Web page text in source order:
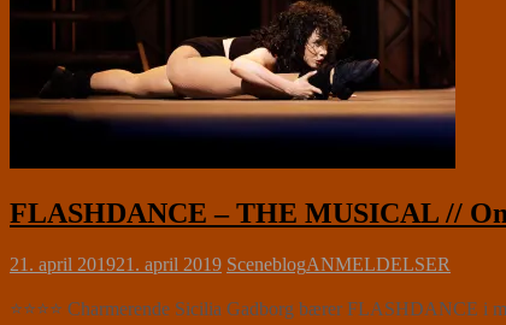
FLASHDANCE – THE MUSICAL //
21. april 201921. april 2019 SceneblogANMELDELSER
⭐⭐⭐⭐ Charmerende Sicilia Gadborg bærer FLASHDANCE i